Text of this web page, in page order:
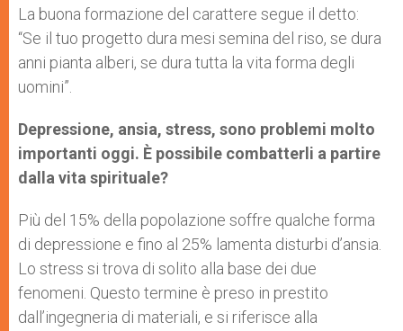
La buona formazione del carattere segue il detto:
“Se il tuo progetto dura mesi semina del riso, se dura
anni pianta alberi, se dura tutta la vita forma degli
uomini”.
Depressione, ansia, stress, sono problemi molto
importanti oggi. È possibile combatterli a partire
dalla vita spirituale?
Più del 15% della popolazione soffre qualche forma
di depressione e fino al 25% lamenta disturbi d’ansia.
Lo stress si trova di solito alla base dei due
fenomeni. Questo termine è preso in prestito
dall’ingegneria di materiali, e si riferisce alla